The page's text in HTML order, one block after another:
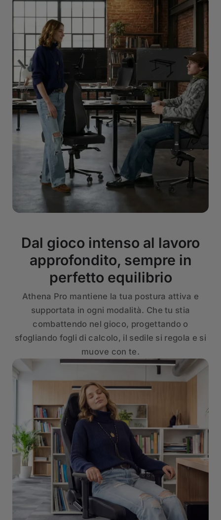
Dal gioco intenso al lavoro
approfondito, sempre in
perfetto equilibrio
Athena Pro mantiene la tua postura attiva e
supportata in ogni modalità. Che tu stia
combattendo nel gioco, progettando o
sfogliando fogli di calcolo, il sedile si regola e si
muove con te.